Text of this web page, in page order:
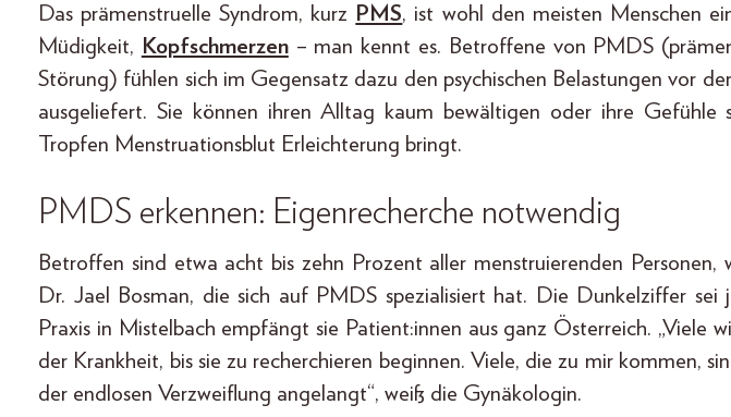
Das prämenstruelle Syndrom, kurz PMS, ist wohl den meisten Menschen
Müdigkeit, Kopfschmerzen– man kennt es. Betroffene von PMDS
Störung) fühlen sich im Gegensatz dazu den psychischen Belastungen vor
ausgeliefert. Sie können ihren Alltag kaum bewältigen oder ihre Gefühle
Tropfen Menstruationsblut Erleichterung bringt.
PMDS erkennen: Eigenrecherche notwendig
Betroffen sind etwa acht bis zehn Prozent aller menstruierenden Personen,
Dr. Jael Bosman, die sich auf PMDS spezialisiert hat. Die Dunkelziffer sei
Praxis in Mistelbach empfängt sie Patient:innen aus ganz Österreich. „Viele
der Krankheit, bis sie zu recherchieren beginnen. Viele, die zu mir kommen,
der endlosen Verzweiflung angelangt“, weiß die Gynäkologin.